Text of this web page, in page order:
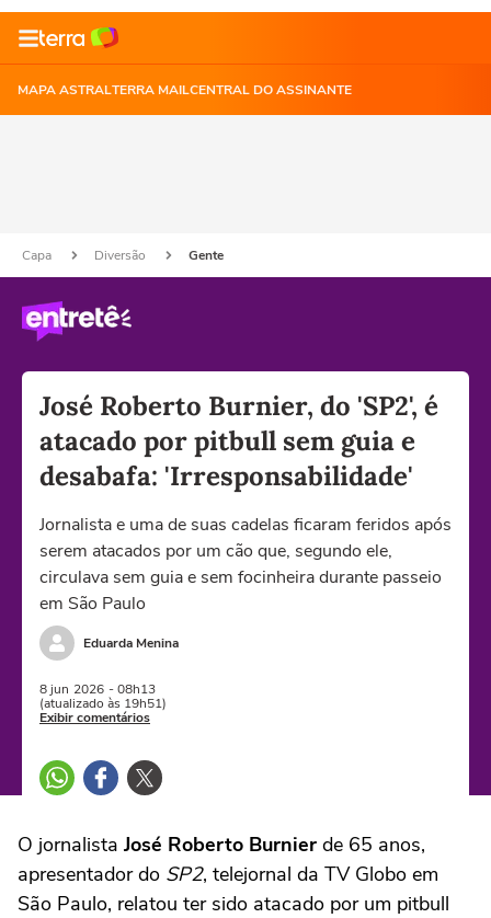
MAPA ASTRALTERRA MAILCENTRAL DO ASSINANTE
Capa Diversão Gente
José Roberto Burnier, do 'SP2', é
atacado por pitbull sem guia e
desabafa: 'Irresponsabilidade'
Jornalista e uma de suas cadelas ficaram feridos após
serem atacados por um cão que, segundo ele,
circulava sem guia e sem focinheira durante passeio
em São Paulo
Eduarda Menina
8 jun 2026 - 08h13
(atualizado às 19h51)
Exibir comentários
O jornalista José Roberto Burnier de 65 anos,
apresentador do SP2, telejornal da TV Globo em
São Paulo, relatou ter sido atacado por um pitbull